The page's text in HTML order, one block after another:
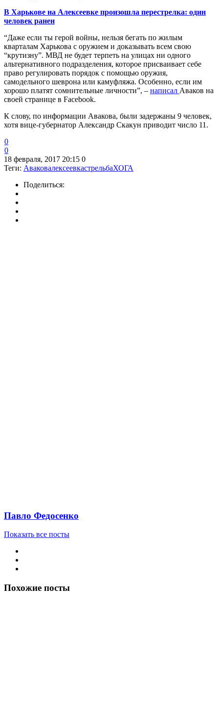
В Харькове на Алексеевке произошла перестрелка: один
человек ранен
“Даже если ты герой войны, нельзя бегать по жилым
кварталам Харькова с оружием и доказывать всем свою
“крутизну”. МВД не будет терпеть на улицах ни одного
альтернативного подразделения, которое присваивает себе
право регулировать порядок с помощью оружия,
самодельного шеврона или камуфляжа. Особенно, если им
хорошо платят сомнительные личности”, – написал Аваков на
своей странице в Facebook.
К слову, по информации Авакова, были задержаны 9 человек,
хотя вице-губернатор Александр Скакун приводит число 11.
0
0
18 февраля, 2017 20:15 0
Теги: АваковалексеевкастрельбаХОГА
Поделиться:
Павло Федосенко
Показать все посты
Похожие посты